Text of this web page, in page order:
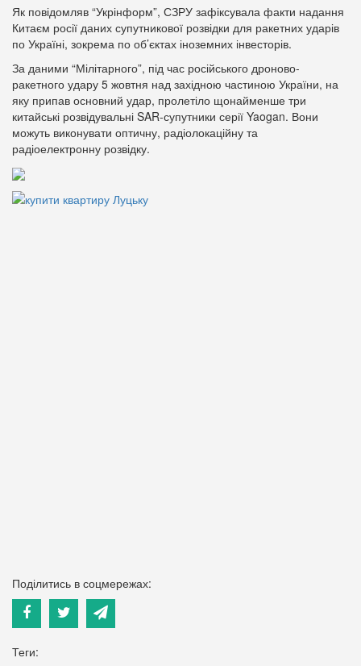
Як повідомляв “Укрінформ”, СЗРУ зафіксувала факти надання
Китаєм росії даних супутникової розвідки для ракетних ударів
по Україні, зокрема по об’єктах іноземних інвесторів.
За даними “Мілітарного”, під час російського дроново-
ракетного удару 5 жовтня над західною частиною України, на
яку припав основний удар, пролетіло щонайменше три
китайські розвідувальні SAR-супутники серії Yaogan. Вони
можуть виконувати оптичну, радіолокаційну та
радіоелектронну розвідку.
Поділитись в соцмережах:
Теги: